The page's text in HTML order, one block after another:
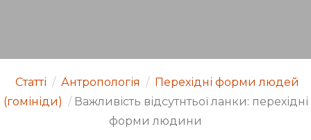
Статті / Антропологія / Перехідні форми людей
(гомініди) / Важливість відсутнтьої ланки: перехідні
форми людини